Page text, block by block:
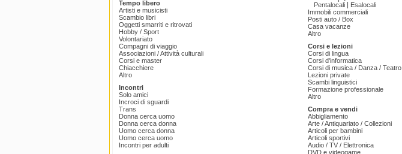
Tempo libero
Artisti e musicisti
Scambio libri
Oggetti smarriti e ritrovati
Hobby / Sport
Volontariato
Compagni di viaggio
Associazioni / Attività culturali
Corsi e master
Chiacchiere
Altro
Incontri
Solo amici
Incroci di sguardi
Trans
Donna cerca uomo
Donna cerca donna
Uomo cerca donna
Uomo cerca uomo
Incontri per adulti
Pentalocali
Esalocali
Immobili commerciali
Posti auto / Box
Casa vacanze
Altro
Corsi e lezioni
Corsi di lingua
Corsi d'informatica
Corsi di musica / Danza / Teatro
Lezioni private
Scambi linguistici
Formazione professionale
Altro
Compra e vendi
Abbigliamento
Arte / Antiquariato / Collezioni
Articoli per bambini
Articoli sportivi
Audio / TV / Elettronica
DVD e videogame